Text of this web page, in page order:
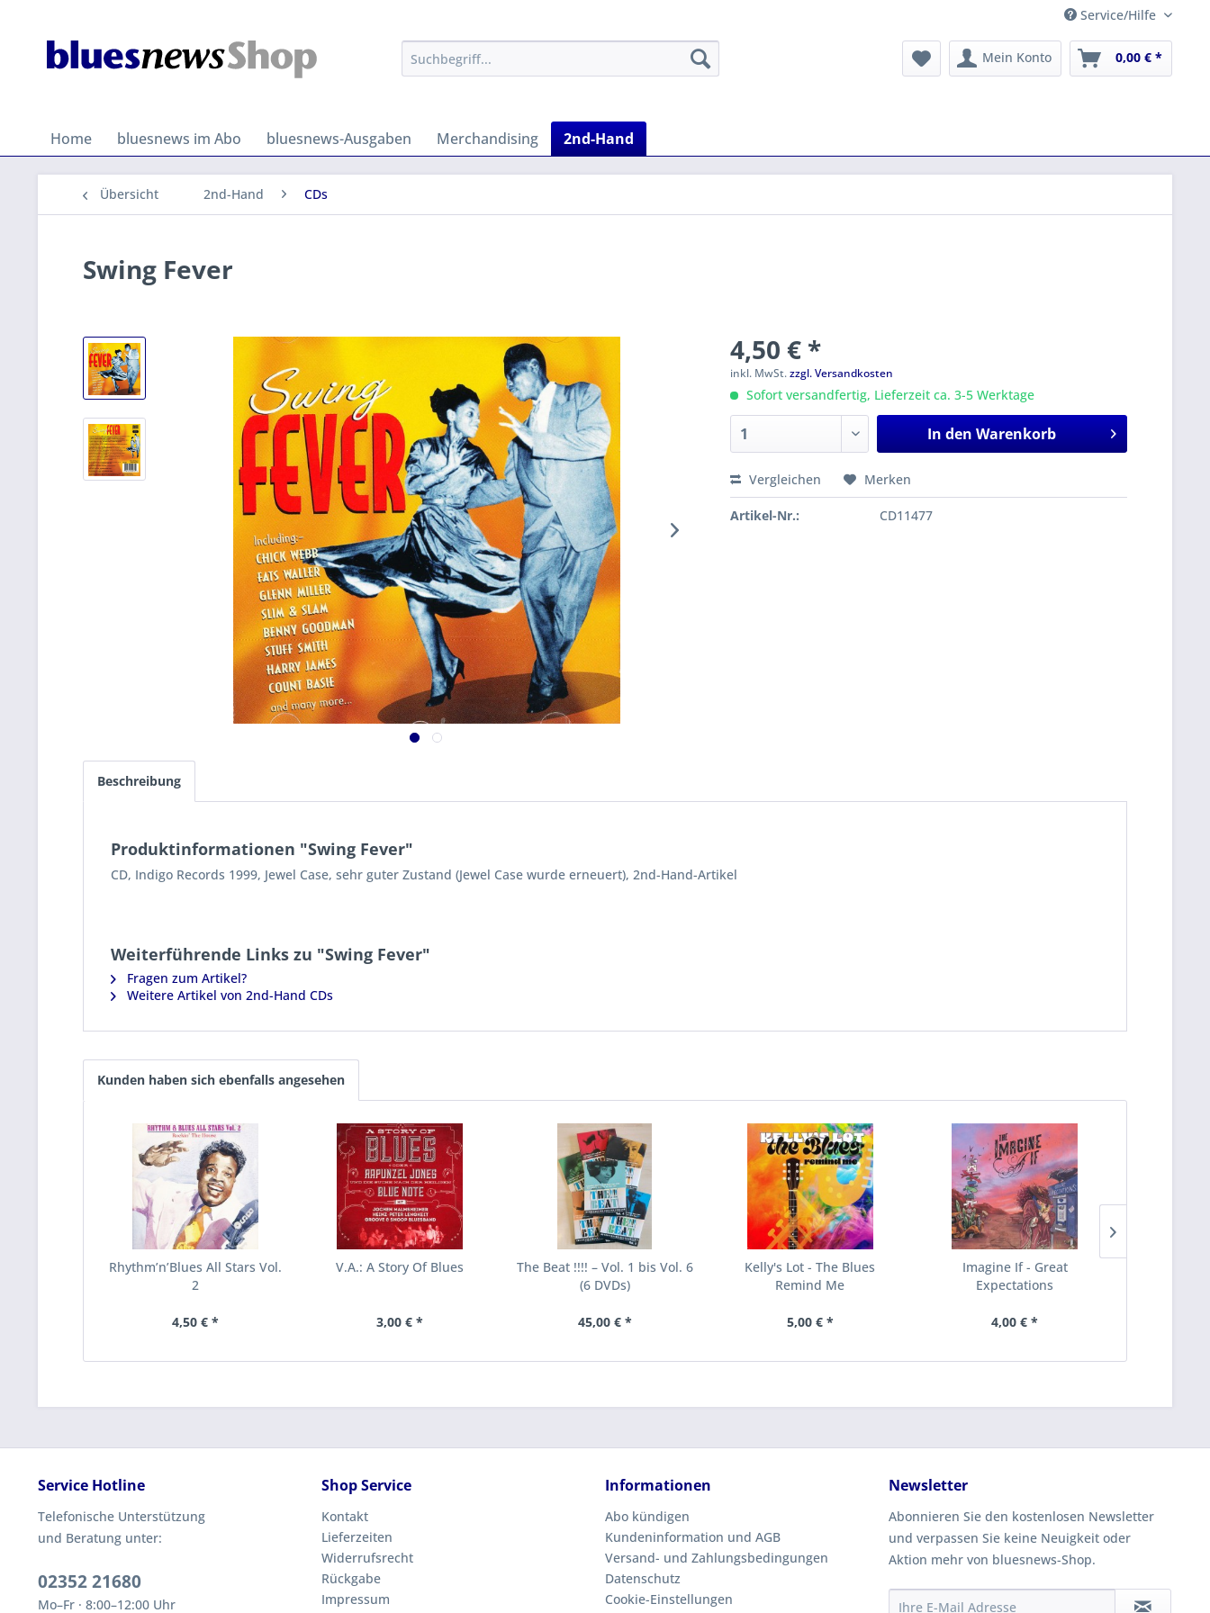
Service/Hilfe
Mein Konto 0,00 € *
Home bluesnews im Abo bluesnews-Ausgaben Merchandising 2nd-Hand
Übersicht 2nd-Hand CDs
Swing Fever
4,50 € *
inkl. MwSt.zzgl. Versandkosten
Sofort versandfertig, Lieferzeit ca. 3-5 Werktage
In den Warenkorb
Vergleichen Merken
Artikel-Nr.: CD11477
Beschreibung
Produktinformationen "Swing Fever"
CD, Indigo Records 1999, Jewel Case, sehr guter Zustand (Jewel Case wurde erneuert), 2nd-Hand-Artikel
Weiterführende Links zu "Swing Fever"
Fragen zum Artikel?
Weitere Artikel von 2nd-Hand CDs
Kunden haben sich ebenfalls angesehen
Rhythm’n’Blues All Stars Vol.
2
4,50 € *
V.A.: A Story Of Blues
3,00 € *
The Beat !!!! – Vol. 1 bis Vol. 6
(6 DVDs)
45,00 € *
Kelly's Lot - The Blues
Remind Me
5,00 € *
Imagine If - Great
Expectations
4,00 € *
Service Hotline
Telefonische Unterstützung
und Beratung unter:
02352 21680
Mo–Fr · 8:00–12:00 Uhr
Shop Service
Kontakt
Lieferzeiten
Widerrufsrecht
Rückgabe
Impressum
Informationen
Abo kündigen
Kundeninformation und AGB
Versand- und Zahlungsbedingungen
Datenschutz
Cookie-Einstellungen
Newsletter
Abonnieren Sie den kostenlosen Newsletter
und verpassen Sie keine Neuigkeit oder
Aktion mehr von bluesnews-Shop.